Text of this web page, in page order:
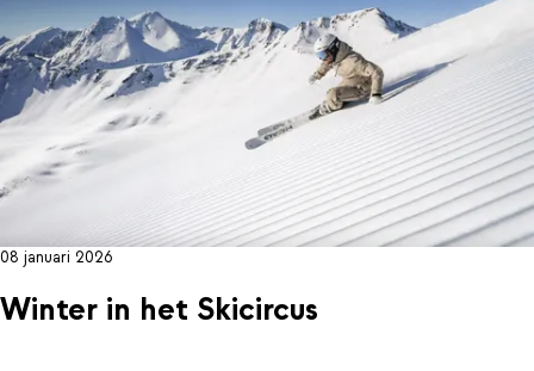
08 januari 2026
Winter in het Skicircus